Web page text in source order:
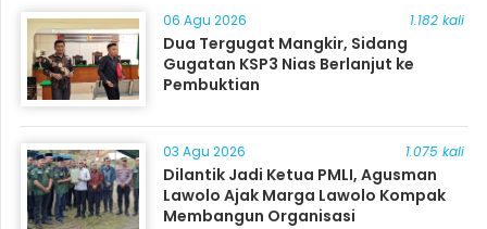
06 Agu 2026 1.182 kali
Dua Tergugat Mangkir, Sidang
Gugatan KSP3 Nias Berlanjut ke
Pembuktian
03 Agu 2026 1.075 kali
Dilantik Jadi Ketua PMLI, Agusman
Lawolo Ajak Marga Lawolo Kompak
Membangun Organisasi